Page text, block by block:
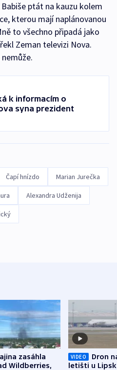
ptát na kauzu kolem
kterou mají naplánovanou
to všechno připadá jako
Zeman televizi Nova.
k informacím o
syna prezident
Čapí hnízdo Marian Jurečka
Alexandra Udženija
zasáhla
Wildberries,
VIDEO
Dron
letišti u